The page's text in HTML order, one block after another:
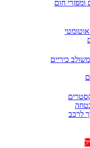
ומפזרי חום
כיריים
לרכב